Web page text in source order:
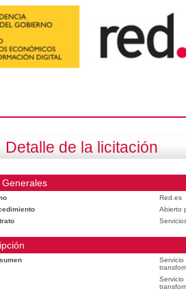
Detalle de la licitación
Generales
Red.es
Abierto